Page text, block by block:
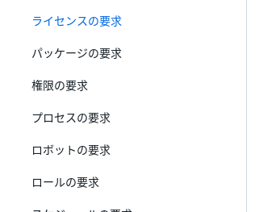
ライセンスの要求
パッケージの要求
権限の要求
プロセスの要求
ロボットの要求
ロールの要求